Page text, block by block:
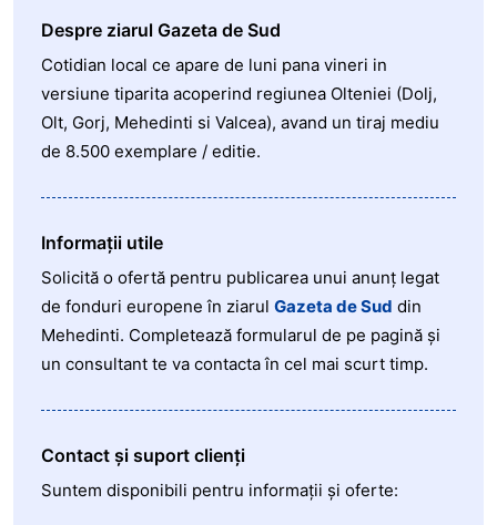
Despre ziarul Gazeta de Sud
Cotidian local ce apare de luni pana vineri in
versiune tiparita acoperind regiunea Olteniei (Dolj,
Olt, Gorj, Mehedinti si Valcea), avand un tiraj mediu
de 8.500 exemplare / editie.
Informații utile
Solicită o ofertă pentru publicarea unui anunț legat
de fonduri europene în ziarul Gazeta de Sud din
Mehedinti. Completează formularul de pe pagină și
un consultant te va contacta în cel mai scurt timp.
Contact și suport clienți
Suntem disponibili pentru informații și oferte: